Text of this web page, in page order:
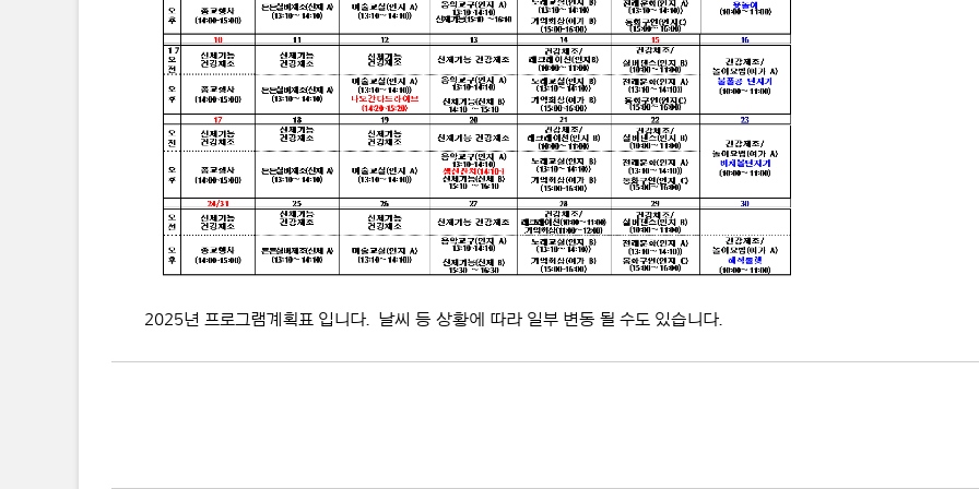
2025년 프로그램계획표 입니다. 날씨 등 상황에 따라 일부 변동 될 수도 있습니다.